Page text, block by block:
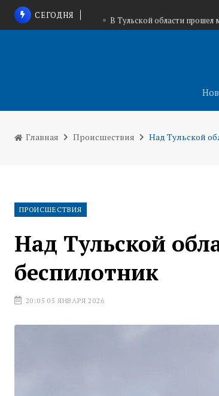
СЕГОДНЯ В Тульской области прошел
Главная Происшествия Над Тульской
ПРОИСШЕСТВИЯ
Над Тульской
беспилотник
20:05 05 ЯНВАРЯ 2026